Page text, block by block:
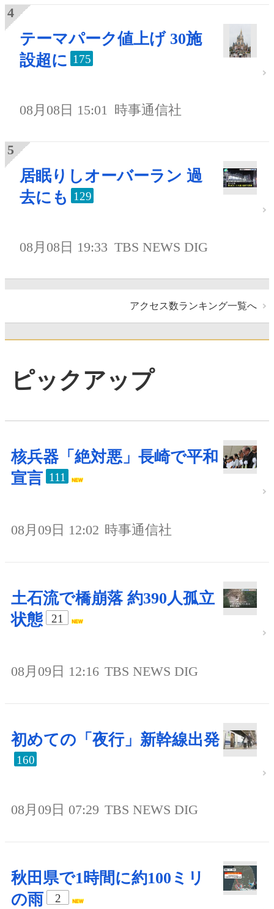
テーマパーク値上げ 30施
設超に 175
08月08日 15:01 時事通信社
居眠りしオーバーラン 過
去にも
129
08月08日 19:33 TBS NEWS DIG
アクセス数ランキング一覧へ
ピックアップ
核兵器「絶対悪」長崎で平和
宣言 111
08月09日 12:02 時事通信社
土石流で橋崩落 約390人孤立
状態
21
08月09日 12:16 TBS NEWS DIG
初めての「夜行」新幹線出発
160
08月09日 07:29 TBS NEWS DIG
秋田県で1時間に約100ミリ
の雨
2